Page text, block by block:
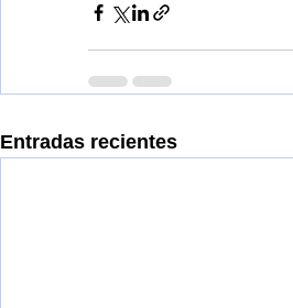
Entradas recientes